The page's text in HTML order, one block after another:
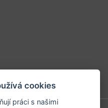
cookies
práci s našimi